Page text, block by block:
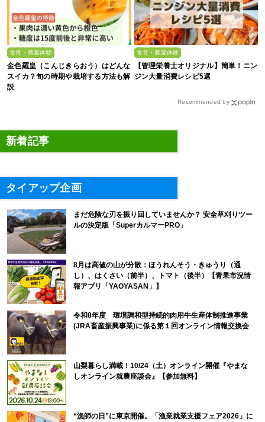
食育・農業体験
金色羅皇（こんじきらおう）はどんな
スイカ？旬の時期や栽培する方法も解
説
食育・農業体験
【管理栄養士オリジナル】簡単！ニン
ジン大量消費レシピ5選
Recommended by
新着記事
タイアップ企画
まだ危険な刃を振り回していませんか？ 安全草刈りツー
ルの決定版「SuperカルマーPRO」
8月は高値の山が分散：ほうれんそう・きゅうり（通
し）、はくさい（前半）、トマト（後半）【青果市況情
報アプリ「YAOYASAN」】
令和8年度 環境調和型持続的肉用牛生産体制推進事業
(JRA畜産振興事業)に係る第１回オンライン情報交換会
山梨暮らし満載！10/24（土）オンライン開催『やまな
しオンライン就農座談会』【参加無料】
“漁師の日”に東京開催。「漁業就業支援フェア2026」に